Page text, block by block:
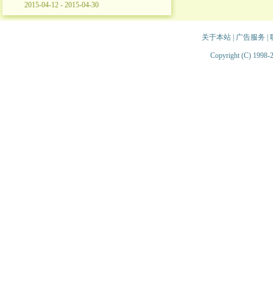
2015-04-12 - 2015-04-30
关于本站| 广告服务
Copyright (C) 1998-